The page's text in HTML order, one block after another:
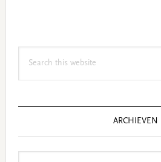
ARCHIEVEN